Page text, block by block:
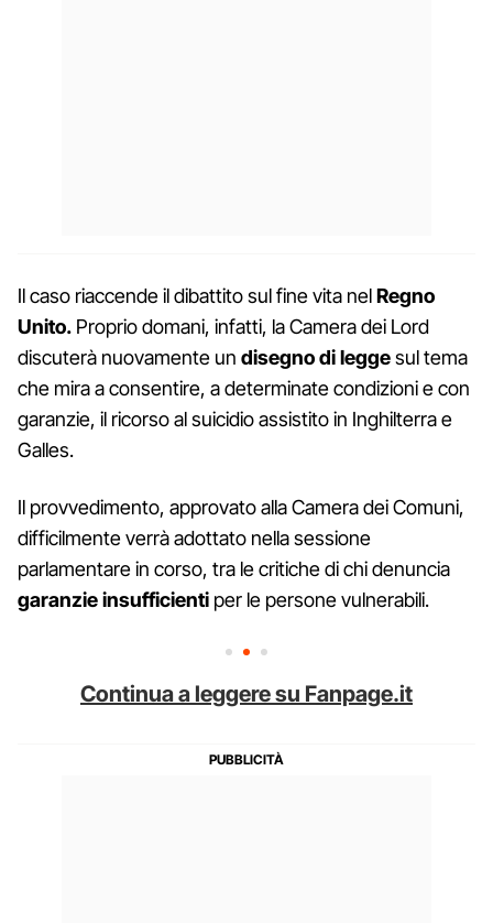
Il caso riaccende il dibattito sul fine vita nelRegno
Unito. Proprio domani, infatti, la Camera dei Lord
discuterà nuovamente un disegno di leggesul tema
che mira a consentire, a determinate condizioni e con
garanzie, il ricorso al suicidio assistito in Inghilterra e
Galles.
Il provvedimento, approvato alla Camera dei Comuni,
difficilmente verrà adottato nella sessione
parlamentare in corso, tra le critiche di chi denuncia
garanzie insufficienti per le persone vulnerabili.
Continua a leggere su Fanpage.it